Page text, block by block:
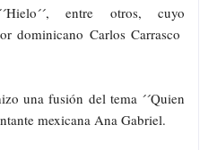
entre otros, cuyo
dominicano Carlos Carrasco
una fusión del tema ´´Quien
mexicana Ana Gabriel.